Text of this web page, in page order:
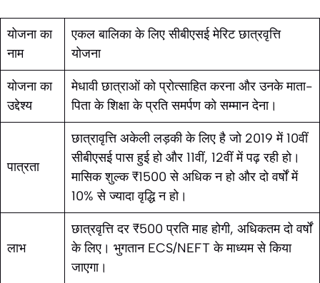
योजना का
नाम
एकल बालिका के लिए सीबीएसई मेरिट छात्रवृत्ति
योजना
योजना का
उद्देश्य
मेधावी छात्राओं को प्रोत्साहित करना और उनके माता-
पिता के शिक्षा के प्रति समर्पण को सम्मान देना।
पात्रता
छात्रावृत्ति अकेली लड़की के लिए है जो 2019 में 10वीं
सीबीएसई पास हुई हो और 11वीं, 12वीं में पढ़ रही हो।
मासिक शुल्क ₹1500 से अधिक न हो और दो वर्षों में
10% से ज्यादा वृद्धि न हो।
लाभ
छात्रवृत्ति दर ₹500 प्रति माह होगी, अधिकतम दो वर्षों
के लिए। भुगतान ECS/NEFT के माध्यम से किया
जाएगा।